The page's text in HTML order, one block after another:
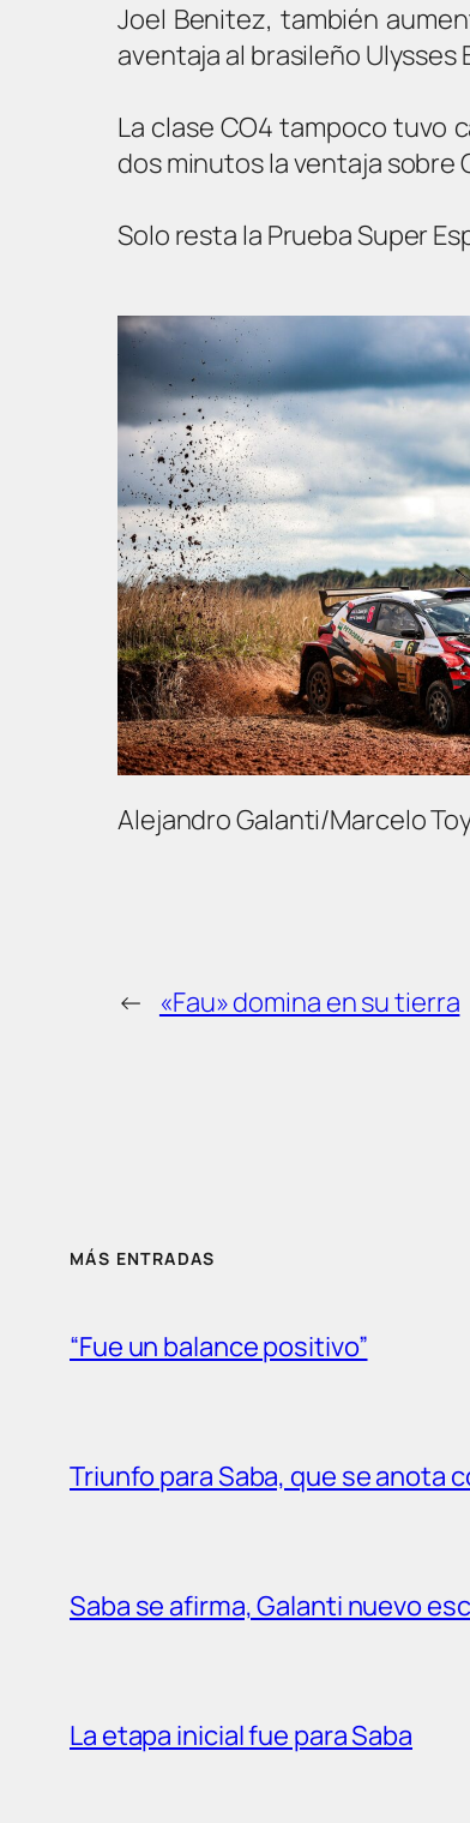
Joel Benitez, también
aventaja al brasileño Ulysses
La clase CO4 tampoco tuvo
dos minutos la ventaja sobre
Solo resta la Prueba Super
Alejandro Galanti/Marcelo
← «Fau» domina en su tierra
MÁS ENTRADAS
“Fue un balance positivo”
Triunfo para Saba, que se anota
Saba se afirma, Galanti nuevo
La etapa inicial fue para Saba